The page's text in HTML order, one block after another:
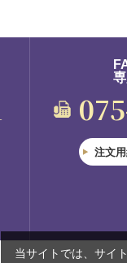
注文
当サイトでは、サイ